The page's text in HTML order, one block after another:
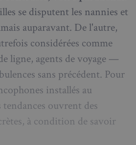
se disputent les nannies et
auparavant. De l'autre,
considérées comme
ligne, agents de voyage —
sans précédent. Pour
installés au
ouvrent des
à condition de savoir